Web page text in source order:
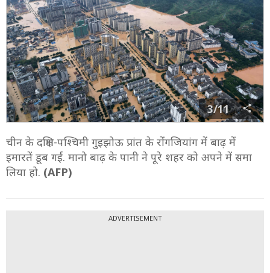
3/11
चीन के दक्षिण-पश्चिमी गुइझोऊ प्रांत के रोंगजियांग में बाढ़ में
इमारतें डूब गईं. मानो बाढ़ के पानी ने पूरे शहर को अपने में समा
लिया हो. (AFP)
ADVERTISEMENT